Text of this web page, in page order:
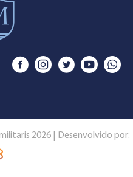
2026 | Desenvolvido por: